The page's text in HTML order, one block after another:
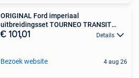
ORIGINAL Ford imperiaal
uitbreidingsset TOURNEO TRANSIT
CUST
€ 101,01 Details
Bezoek website 4 aug 26